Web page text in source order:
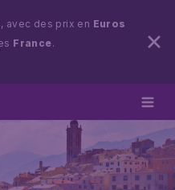
, avec des prix en Euros
France.